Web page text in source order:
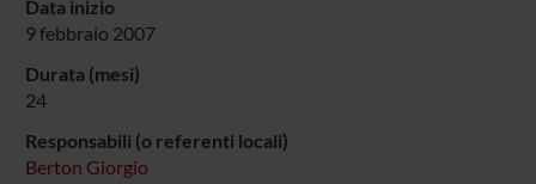
Data inizio
9 febbraio 2007
Durata (mesi)
24
Responsabili (o referenti locali)
Berton Giorgio